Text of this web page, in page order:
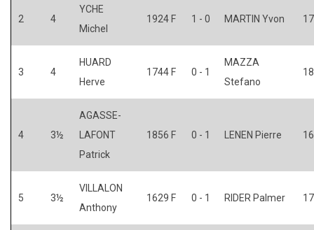
2 4
YCHE
Michel
1924 F 1 - 0 MARTIN Yvon
3 4
HUARD
Herve
1744 F 0 - 1
MAZZA
Stefano
4 3½
AGASSE-
LAFONT
Patrick
1856 F 0 - 1 LENEN Pierre
5 3½
VILLALON
Anthony
1629 F 0 - 1 RIDER Palmer